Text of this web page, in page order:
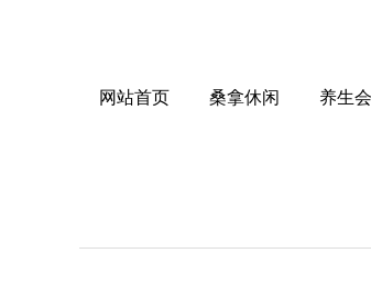
网站首页 桑拿休闲 养生